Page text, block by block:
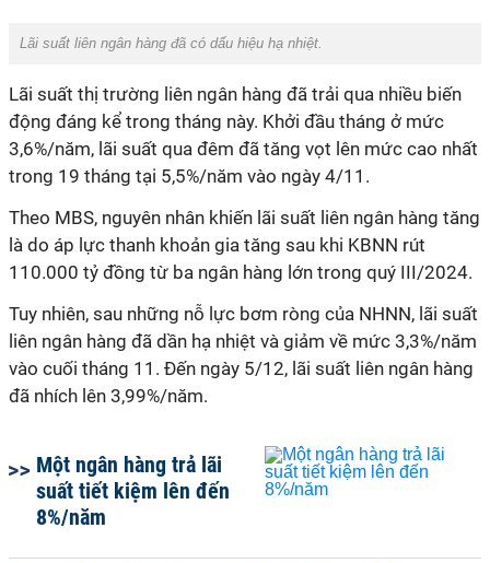
Lãi suất liên ngân hàng đã có dấu hiệu hạ nhiệt.
Lãi suất thị trường liên ngân hàng đã trải qua nhiều biến
động đáng kể trong tháng này. Khởi đầu tháng ở mức
3,6%/năm, lãi suất qua đêm đã tăng vọt lên mức cao nhất
trong 19 tháng tại 5,5%/năm vào ngày 4/11.
Theo MBS, nguyên nhân khiến lãi suất liên ngân hàng tăng
là do áp lực thanh khoản gia tăng sau khi KBNN rút
110.000 tỷ đồng từ ba ngân hàng lớn trong quý III/2024.
Tuy nhiên, sau những nỗ lực bơm ròng của NHNN, lãi suất
liên ngân hàng đã dần hạ nhiệt và giảm về mức 3,3%/năm
vào cuối tháng 11. Đến ngày 5/12, lãi suất liên ngân hàng
đã nhích lên 3,99%/năm.
Một ngân hàng trả lãi
suất tiết kiệm lên đến
8%/năm